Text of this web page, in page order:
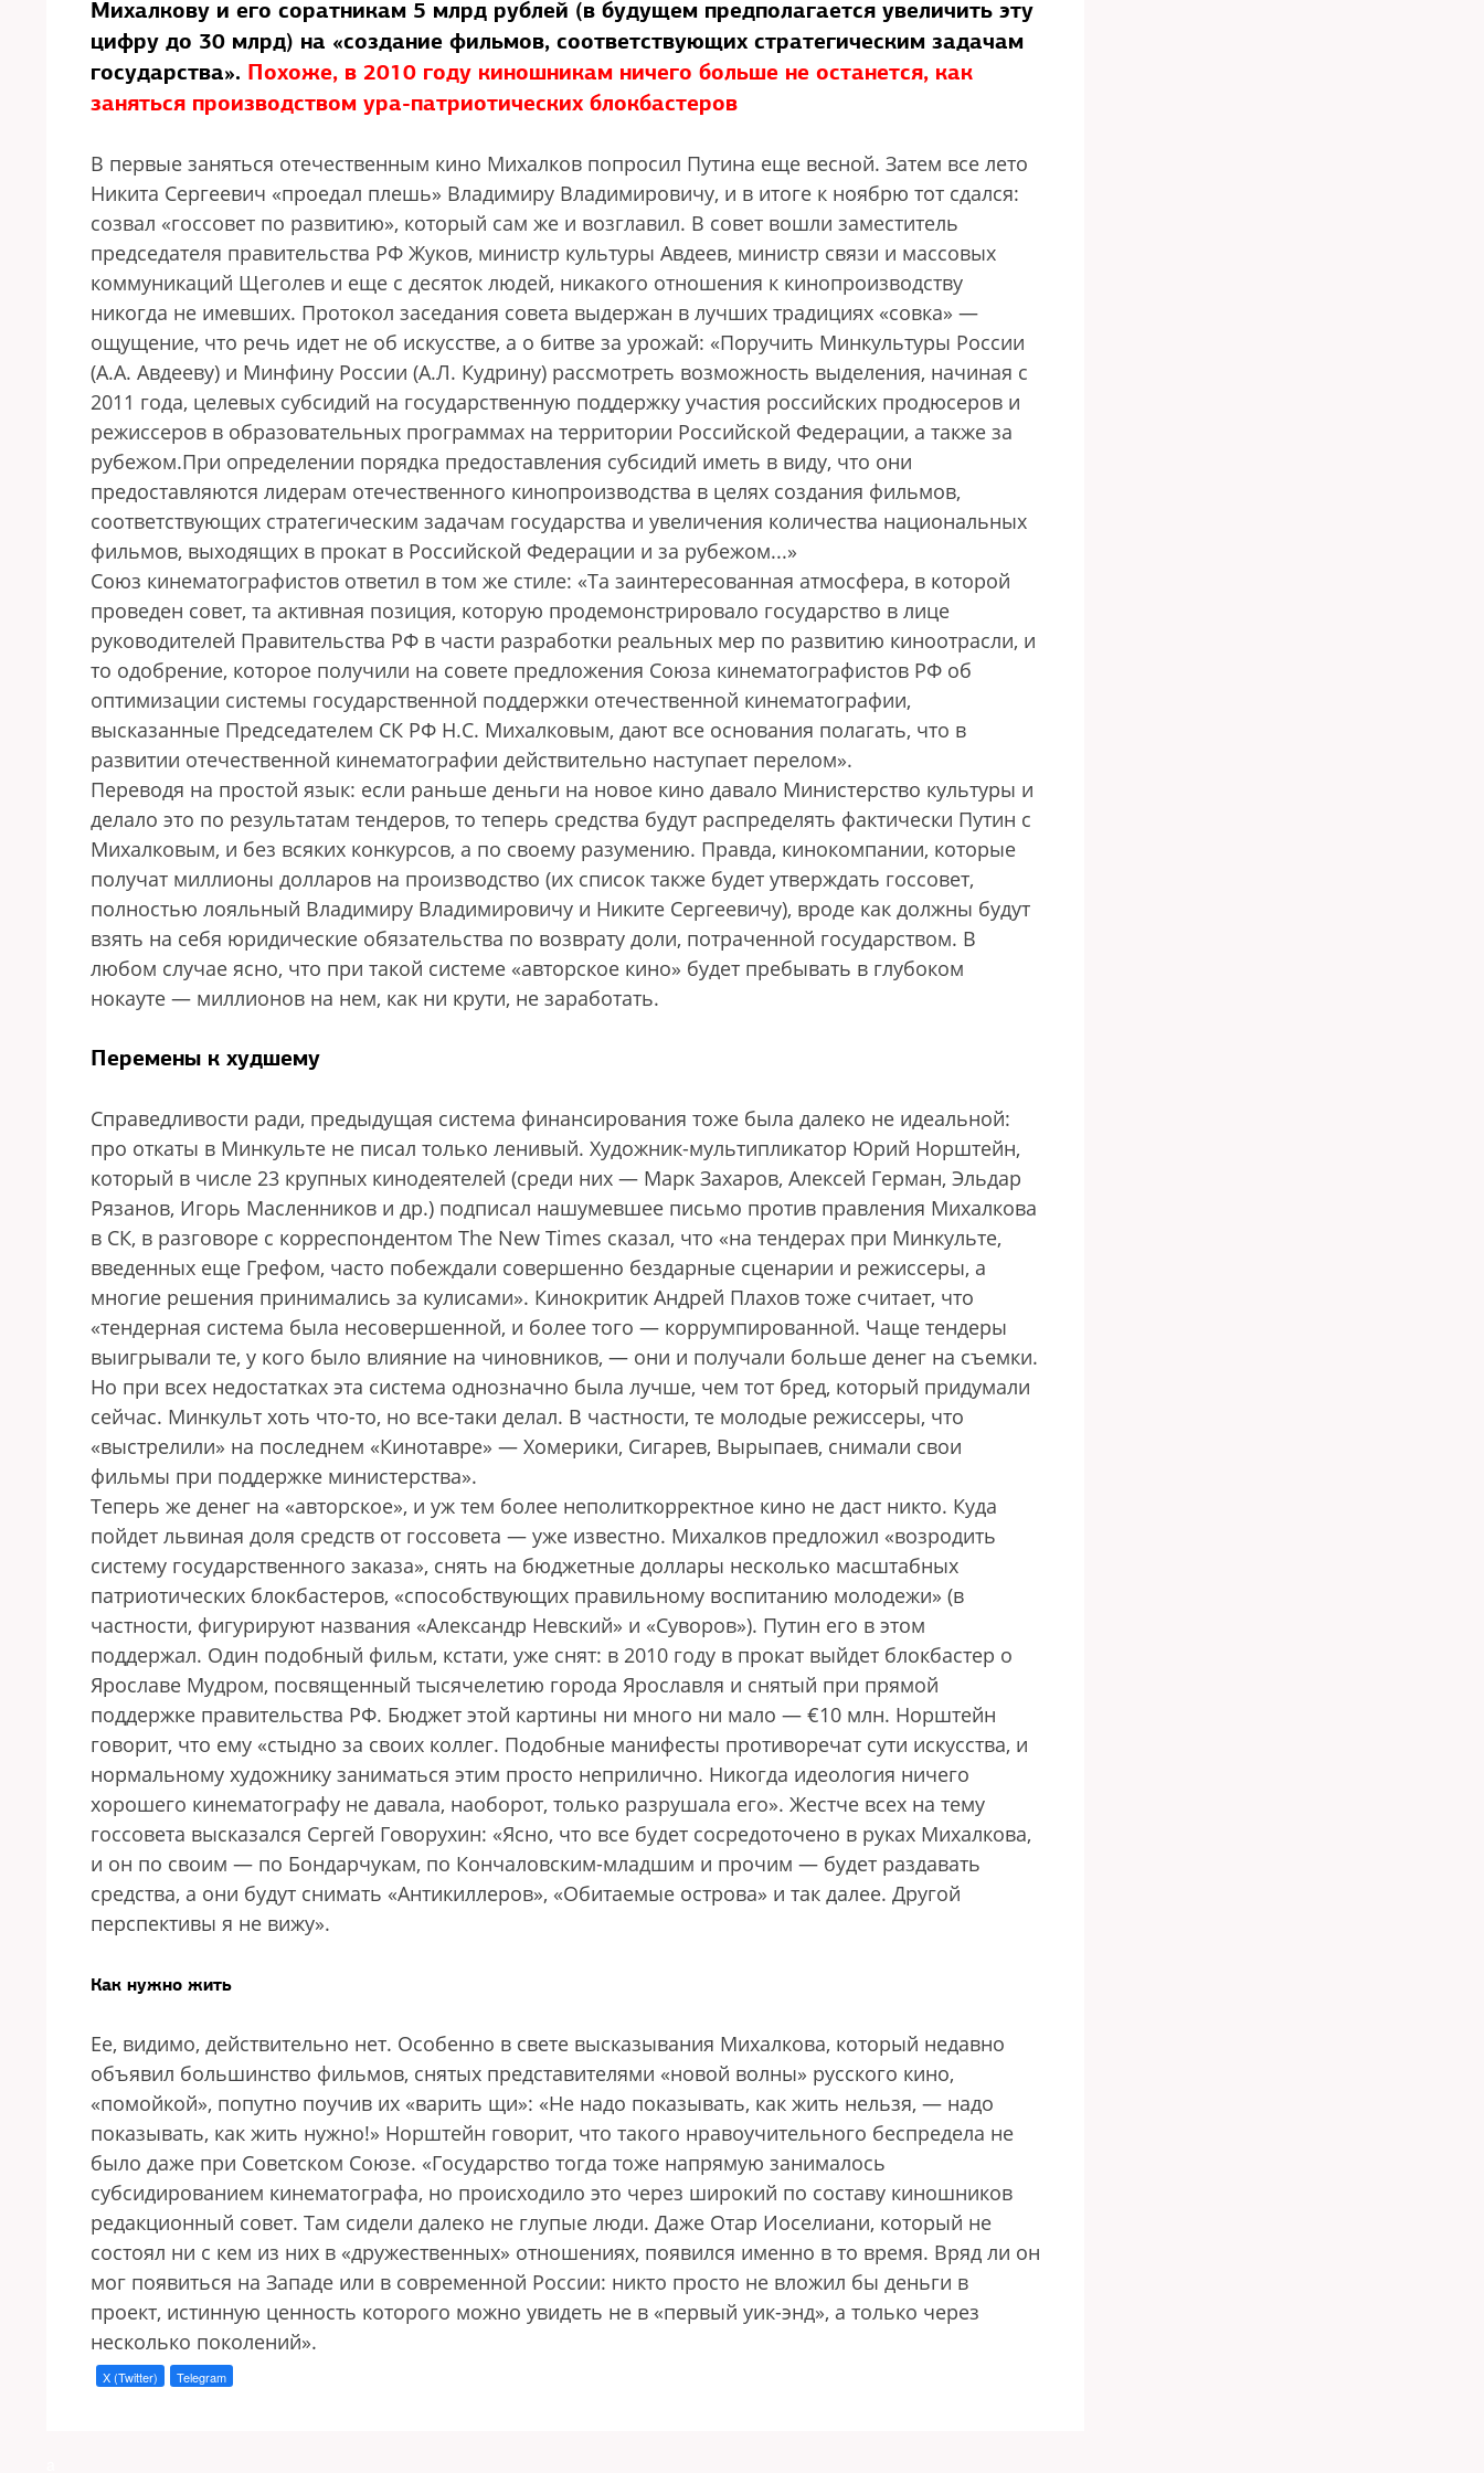
Михалкову и его соратникам 5 млрд рублей (в будущем предполагается увеличить эту
цифру до 30 млрд) на «создание фильмов, соответствующих стратегическим задачам
государства». Похоже, в 2010 году киношникам ничего больше не останется, как
заняться производством ура-патриотических блокбастеров
В первые заняться отечественным кино Михалков попросил Путина еще весной. Затем все лето
Никита Сергеевич «проедал плешь» Владимиру Владимировичу, и в итоге к ноябрю тот сдался:
созвал «госсовет по развитию», который сам же и возглавил. В совет вошли заместитель
председателя правительства РФ Жуков, министр культуры Авдеев, министр связи и массовых
коммуникаций Щеголев и еще с десяток людей, никакого отношения к кинопроизводству
никогда не имевших. Протокол заседания совета выдержан в лучших традициях «совка» —
ощущение, что речь идет не об искусстве, а о битве за урожай: «Поручить Минкультуры России
(А.А. Авдееву) и Минфину России (А.Л. Куд­рину) рассмотреть возможность выделения, начиная с
2011 года, целевых субсидий на государственную поддержку участия российских продюсеров и
режиссеров в образовательных программах на территории Российской Федерации, а также за
рубежом.При определении порядка предоставления субсидий иметь в виду, что они
предоставляются лидерам отечественного кинопроизводства в целях создания фильмов,
соответствующих стратегическим задачам государства и увеличения количества национальных
фильмов, выходящих в прокат в Российской Федерации и за рубежом...»
Союз кинематографистов ответил в том же стиле: «Та заинтересованная атмосфера, в которой
проведен совет, та активная позиция, которую продемонстрировало государство в лице
руководителей Правительства РФ в части разработки реальных мер по развитию киноотрасли, и
то одобрение, которое получили на совете предложения Союза кинематографистов РФ об
оптимизации системы государственной поддержки отечественной кинематографии,
высказанные Председателем СК РФ Н.С. Михалковым, дают все основания полагать, что в
развитии отечественной кинематографии действительно наступает перелом».
Переводя на простой язык: если раньше деньги на новое кино давало Министерство культуры и
делало это по результатам тендеров, то теперь средства будут распределять фактически Путин с
Михалковым, и без всяких конкурсов, а по своему разумению. Правда, кинокомпании, которые
получат миллионы долларов на производство (их список также будет утверждать госсовет,
полностью лояльный Владимиру Владимировичу и Никите Сергеевичу), вроде как должны будут
взять на себя юридические обязательства по возврату доли, потраченной государством. В
любом случае ясно, что при такой системе «авторское кино» будет пребывать в глубоком
нокауте — миллионов на нем, как ни крути, не заработать.
Перемены к худшему
Справедливости ради, предыдущая система финансирования тоже была далеко не идеальной:
про откаты в Минкульте не писал только ленивый. Художник-мультипликатор Юрий Норштейн,
который в числе 23 крупных кинодеятелей (среди них — Марк Захаров, Алексей Герман, Эльдар
Рязанов, Игорь Масленников и др.) подписал нашумевшее письмо против правления Михалкова
в СК, в разговоре с корреспондентом The New Times сказал, что «на тендерах при Минкульте,
введенных еще Грефом, часто побеждали совершенно бездарные сценарии и режиссеры, а
многие решения принимались за кулисами». Кинокритик Андрей Плахов тоже считает, что
«тендерная система была несовершенной, и более того — коррумпированной. Чаще тендеры
выигрывали те, у кого было влияние на чиновников, — они и получали больше денег на съемки.
Но при всех недостатках эта система однозначно была лучше, чем тот бред, который придумали
сейчас. Минкульт хоть что-то, но все-таки делал. В частности, те молодые режиссеры, что
«выстрелили» на последнем «Кинотавре» — Хомерики, Сигарев, Вырыпаев, снимали свои
фильмы при поддержке министерства».
Теперь же денег на «авторское», и уж тем более неполиткорректное кино не даст никто. Куда
пойдет львиная доля средств от госсовета — уже известно. Михалков предложил «возродить
систему государственного заказа», снять на бюджетные доллары несколько масштабных
патриотических блокбастеров, «способствующих правильному воспитанию молодежи» (в
частности, фигурируют названия «Александр Невский» и «Суворов»). Путин его в этом
поддержал. Один подобный фильм, кстати, уже снят: в 2010 году в прокат выйдет блокбастер о
Ярославе Мудром, посвященный тысячелетию города Ярославля и снятый при прямой
поддержке правительства РФ. Бюджет этой картины ни много ни мало — €10 млн. Норштейн
говорит, что ему «стыдно за своих коллег. Подобные манифесты противоречат сути искусства, и
нормальному художнику заниматься этим просто неприлично. Никогда идеология ничего
хорошего кинематографу не давала, наоборот, только разрушала его». Жестче всех на тему
госсовета высказался Сергей Говорухин: «Ясно, что все будет сосредоточено в руках Михалкова,
и он по своим — по Бондарчукам, по Кончаловским-младшим и прочим — будет раздавать
средства, а они будут снимать «Антикиллеров», «Обитаемые острова» и так далее. Другой
перспективы я не вижу».
Как нужно жить
Ее, видимо, действительно нет. Особенно в свете высказывания Михалкова, который недавно
объявил большинство фильмов, снятых представителями «новой волны» русского кино,
«помойкой», попутно поучив их «варить щи»: «Не надо показывать, как жить нельзя, — надо
показывать, как жить нужно!» Норштейн говорит, что такого нравоучительного беспредела не
было даже при Советском Союзе. «Государство тогда тоже напрямую занималось
субсидированием кинематографа, но происходило это через широкий по составу киношников
редакционный совет. Там сидели далеко не глупые люди. Даже Отар Иоселиани, который не
состоял ни с кем из них в «дружественных» отношениях, появился именно в то время. Вряд ли он
мог появиться на Западе или в современной России: никто просто не вложил бы деньги в
проект, истинную ценность которого можно увидеть не в «первый уик-энд», а только через
несколько поколений».
X (Twitter) Telegram